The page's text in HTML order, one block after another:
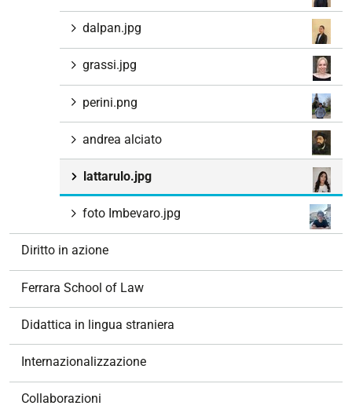
dalpan.jpg
grassi.jpg
perini.png
andrea alciato
lattarulo.jpg
foto Imbevaro.jpg
Diritto in azione
Ferrara School of Law
Didattica in lingua straniera
Internazionalizzazione
Collaborazioni